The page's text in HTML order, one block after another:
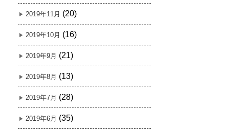
2019年11月 (20)
2019年10月 (16)
2019年9月 (21)
2019年8月 (13)
2019年7月 (28)
2019年6月 (35)